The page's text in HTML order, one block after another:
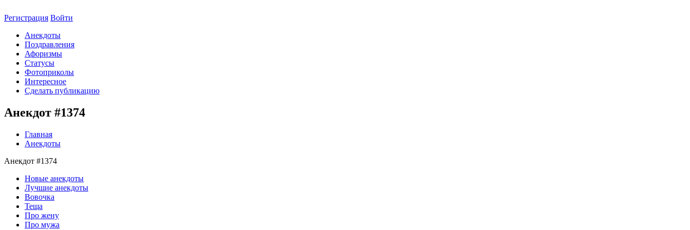
Регистрация Войти
Анекдоты
Поздравления
Афоризмы
Статусы
Фотоприколы
Интересное
Сделать публикацию
Анекдот #1374
Главная
Анекдоты
Анекдот #1374
Новые анекдоты
Лучшие анекдоты
Вовочка
Теща
Про жену
Про мужа